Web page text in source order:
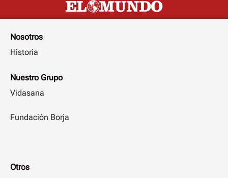
Nosotros
Historia
Nuestro Grupo
Vidasana
Fundación Borja
Otros